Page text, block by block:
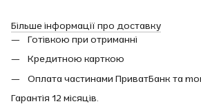
Більше інформації про доставку
Готівкою при отриманні
Кредитною карткою
Оплата частинами ПриватБанк та
Гарантія 12 місяців.